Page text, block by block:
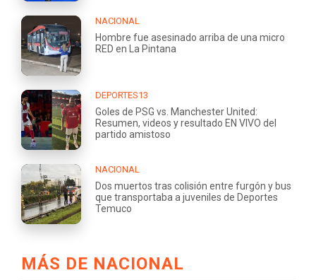
NACIONAL
Hombre fue asesinado arriba de una micro
RED en La Pintana
DEPORTES13
Goles de PSG vs. Manchester United:
Resumen, videos y resultado EN VIVO del
partido amistoso
NACIONAL
Dos muertos tras colisión entre furgón y bus
que transportaba a juveniles de Deportes
Temuco
MÁS DE NACIONAL